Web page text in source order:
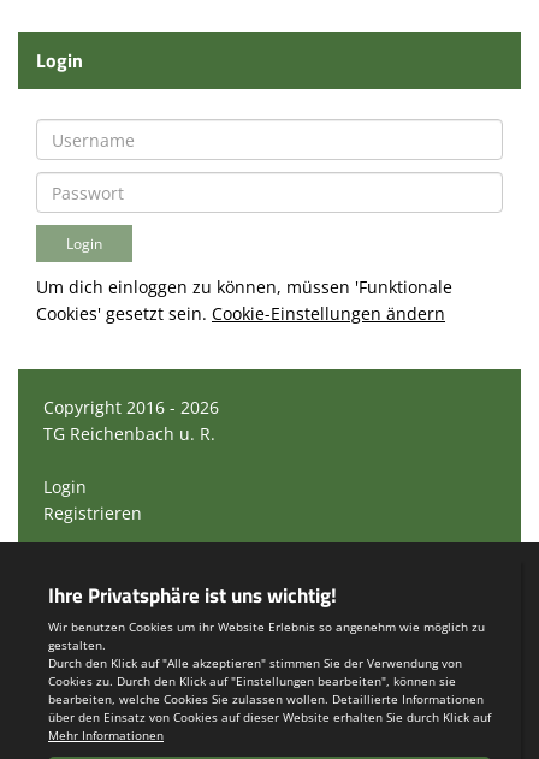
Login
Um dich einloggen zu können, müssen 'Funktionale
Cookies' gesetzt sein. Cookie-Einstellungen ändern
Copyright 2016 - 2026
TG Reichenbach u. R.
Login
Registrieren
Teamsports 2
Dein Sportverein online